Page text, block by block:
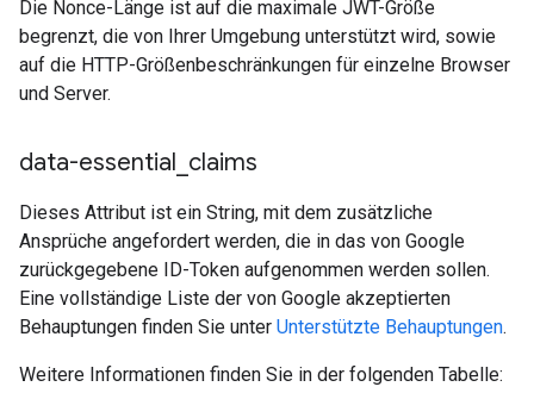
Die Nonce-Länge ist auf die maximale JWT-Größe
begrenzt, die von Ihrer Umgebung unterstützt wird, sowie
auf die HTTP-Größenbeschränkungen für einzelne Browser
und Server.
data-essential claims
Dieses Attribut ist ein String, mit dem zusätzliche
Ansprüche angefordert werden, die in das von Google
zurückgegebene ID-Token aufgenommen werden sollen.
Eine vollständige Liste der von Google akzeptierten
Behauptungen finden Sie unter Unterstützte Behauptungen.
Weitere Informationen finden Sie in der folgenden Tabelle: